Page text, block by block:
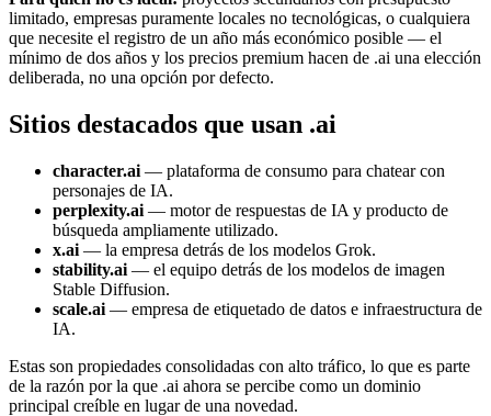
limitado, empresas puramente locales no tecnológicas, o cualquiera
que necesite el registro de un año más económico posible — el
mínimo de dos años y los precios premium hacen de .ai una elección
deliberada, no una opción por defecto.
Sitios destacados que usan .ai
character.ai — plataforma de consumo para chatear con
personajes de IA.
perplexity.ai — motor de respuestas de IA y producto de
búsqueda ampliamente utilizado.
x.ai — la empresa detrás de los modelos Grok.
stability.ai — el equipo detrás de los modelos de imagen
Stable Diffusion.
scale.ai — empresa de etiquetado de datos e infraestructura de
IA.
Estas son propiedades consolidadas con alto tráfico, lo que es parte
de la razón por la que .ai ahora se percibe como un dominio
principal creíble en lugar de una novedad.